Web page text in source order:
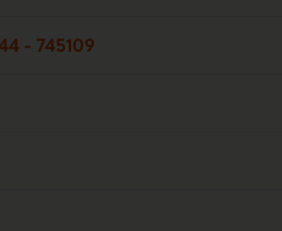
- 745109